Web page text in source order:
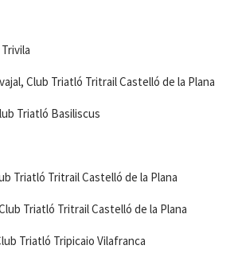
Club Triatló Tritrail Castelló de la Plana
Triatló Basiliscus
Triatló Tritrail Castelló de la Plana
Triatló Tritrail Castelló de la Plana
Triatló Tripicaio Vilafranca